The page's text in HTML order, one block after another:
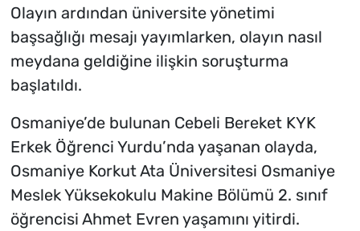
Olayın ardından üniversite yönetimi
başsağlığı mesajı yayımlarken, olayın nasıl
meydana geldiğine ilişkin soruşturma
başlatıldı.
Osmaniye’de bulunan Cebeli Bereket KYK
Erkek Öğrenci Yurdu’nda yaşanan olayda,
Osmaniye Korkut Ata Üniversitesi Osmaniye
Meslek Yüksekokulu Makine Bölümü 2. sınıf
öğrencisi Ahmet Evren yaşamını yitirdi.